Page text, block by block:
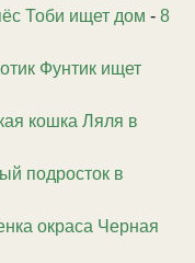
Тоби ищет дом - 8
Фунтик ищет
кошка Ляля в
подросток в
окраса Черная